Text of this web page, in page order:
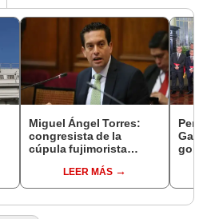
Miguel Ángel Torres:
congresista de la
cúpula fujimorista
del SenadoLEER MÁS